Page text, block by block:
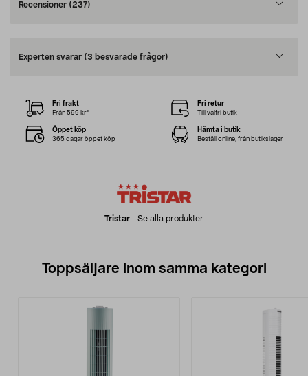
Recensioner (237)
Experten svarar (3 besvarade frågor)
Tristar - Se alla produkter
Fri frakt
Från 599 kr*
Fri retur
Till valfri butik
Öppet köp
365 dagar öppet köp
Hämta i butik
Beställ online, från butikslager
Toppsäljare inom samma kategori